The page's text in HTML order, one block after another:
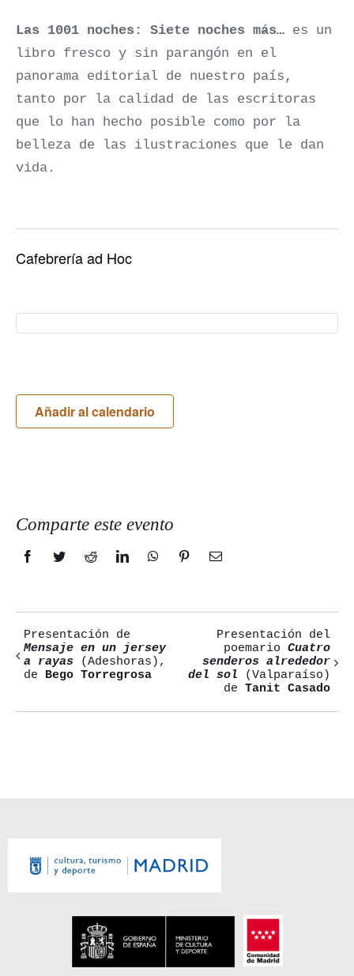
Las 1001 noches: Siete noches más… es un
libro fresco y sin parangón en el
panorama editorial de nuestro país,
tanto por la calidad de las escritoras
que lo han hecho posible como por la
belleza de las ilustraciones que le dan
vida.
Cafebrería ad Hoc
Añadir al calendario
Comparte este evento
FacebookTwitterRedditLinkedInWhatsAppPinterestCorreo
Navegación
del
Presentación de
Mensaje en un jersey
a rayas (Adeshoras),
de Bego Torregrosa
Presentación del
poemario Cuatro
senderos alrededor
del sol (Valparaíso)
de Tanit Casado